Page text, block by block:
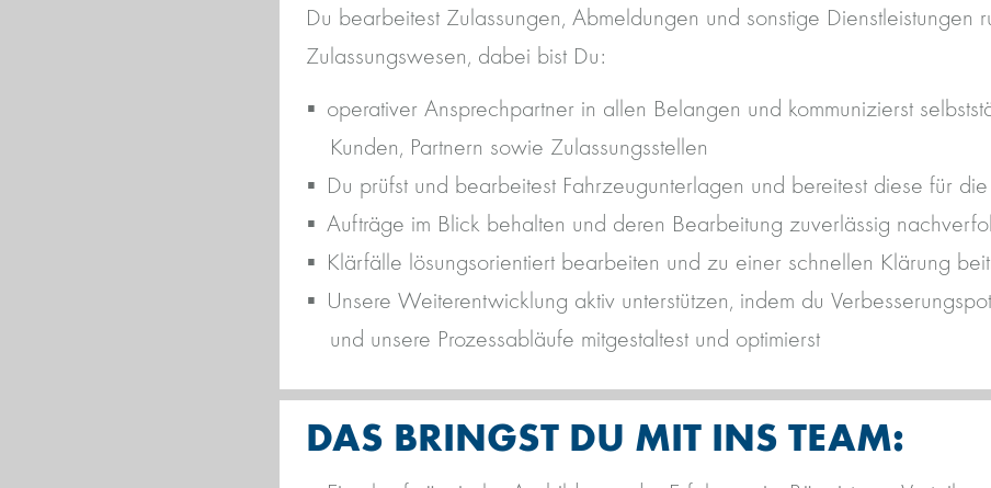
Du bearbeitest Zulassungen, Abmeldungen und sonstige Dienstleistungen
Zulassungswesen, dabei bist Du:
operativer Ansprechpartner in allen Belangen und kommunizierst
Kunden, Partnern sowie Zulassungsstellen
Du prüfst und bearbeitest Fahrzeugunterlagen und bereitest diese für
Aufträge im Blick behalten und deren Bearbeitung zuverlässig
Klärfälle lösungsorientiert bearbeiten und zu einer schnellen Klärung
Unsere Weiterentwicklung aktiv unterstützen, indem du
und unsere Prozessabläufe mitgestaltest und optimierst
DAS BRINGST DU MIT INS TEAM: